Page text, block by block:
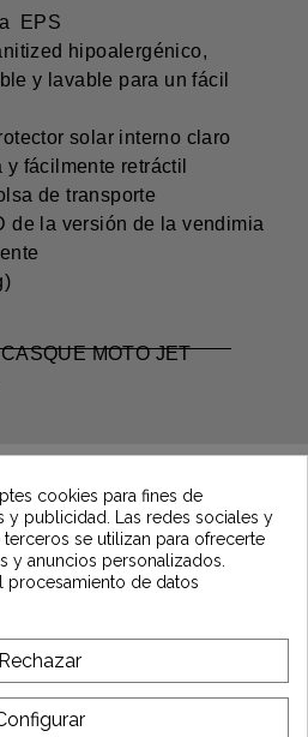
EPS
hipoalergénico,
y lavable para un fácil
solar interno claro
fácilmente retráctil
de transporte
de la versión de la vendimia
MOTO JET
informado de
de Vintage Motors
à notre newsletter, vous reconnaissez avoir pris
DE VINTAGE
cookies para fines de
y publicidad. Las redes sociales y
se utilizan para ofrecerte
y anuncios personalizados.
procesamiento de datos
Rechazar